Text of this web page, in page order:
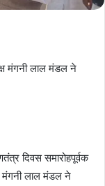
मंगनी लाल मंडल ने
दिवस समारोहपूर्वक
मंगनी लाल मंडल ने